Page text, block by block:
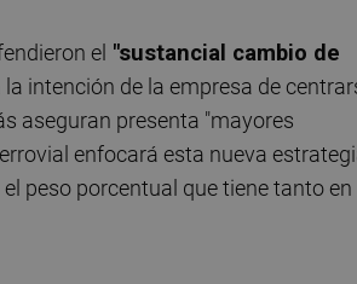
el "sustancial cambio de
la intención de la empresa de
aseguran presenta "mayores
enfocará esta nueva
peso porcentual que tiene tanto en